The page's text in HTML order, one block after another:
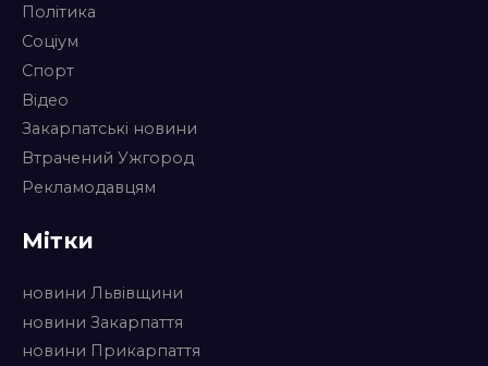
Політика
Соціум
Спорт
Відео
Закарпатські новини
Втрачений Ужгород
Рекламодавцям
Мітки
новини Львівщини
новини Закарпаття
новини Прикарпаття